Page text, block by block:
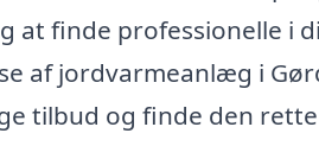
at finde professionelle i
af jordvarmeanlæg i
tilbud og finde den